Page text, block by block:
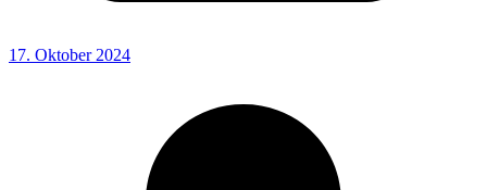
17. Oktober 2024